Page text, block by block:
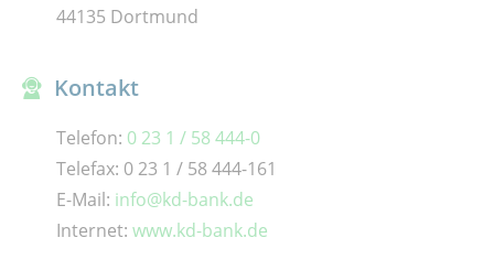
44135 Dortmund
Kontakt
Telefon: 0 23 1 / 58 444-0
Telefax: 0 23 1 / 58 444-161
E-Mail: info@kd-bank.de
Internet: www.kd-bank.de